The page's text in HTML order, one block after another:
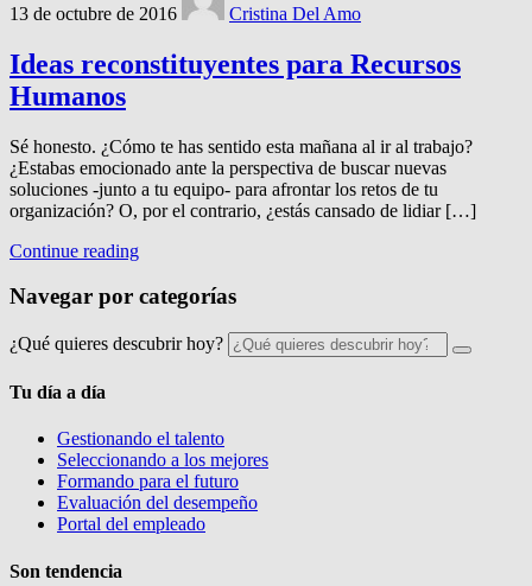
13 de octubre de 2016 Cristina Del Amo
Ideas reconstituyentes para Recursos
Humanos
Sé honesto. ¿Cómo te has sentido esta mañana al ir al trabajo?
¿Estabas emocionado ante la perspectiva de buscar nuevas
soluciones -junto a tu equipo- para afrontar los retos de tu
organización? O, por el contrario, ¿estás cansado de lidiar […]
Continue reading
Navegar por categorías
¿Qué quieres descubrir hoy?
Tu día a día
Gestionando el talento
Seleccionando a los mejores
Formando para el futuro
Evaluación del desempeño
Portal del empleado
Son tendencia